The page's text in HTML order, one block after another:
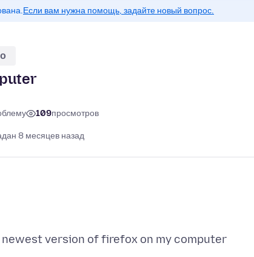
Если вам нужна помощь, задайте новый вопрос.
109просмотров
8 месяцев назад